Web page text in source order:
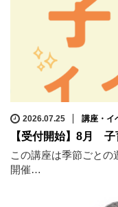
2026.07.25 講座・イ
【受付開始】8月 子
この講座は季節ごとの
開催…